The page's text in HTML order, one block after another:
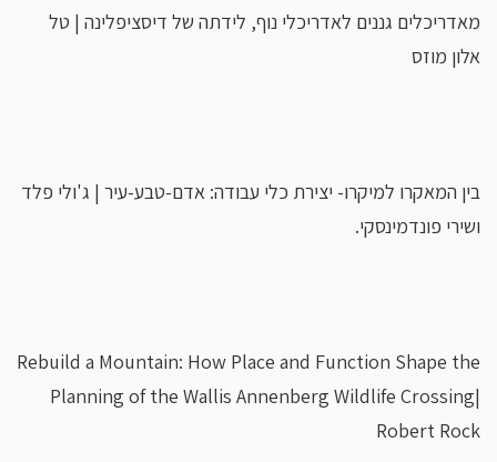
מאדריכלים גננים לאדריכלי נוף, לידתה של דיסציפלינה | טל
אלון מוזס
בין המאקרו למיקרו- יצירת כלי עבודה: אדם-טבע-עיר | ג'ולי פלד
ושירי פונדמינסקי.
Rebuild a Mountain: How Place and Function Shape the
Planning of the Wallis Annenberg Wildlife Crossing|
Robert Rock